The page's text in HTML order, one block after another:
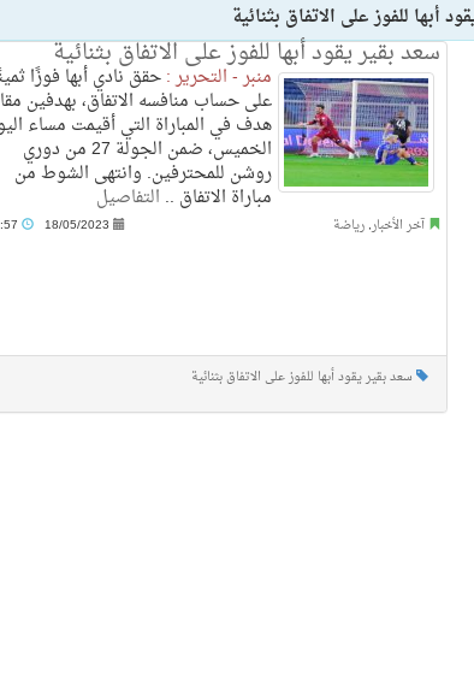
أبها للفوز على الاتفاق بثنائية
سعد بقير يقود أبها للفوز على الاتفاق بثنائية
منبر - التحرير :حقق نادي أبها فوزًا
على حساب منافسه الاتفاق، بهدفين
هدف في المباراة التي أقيمت مساء
الخميس، ضمن الجولة 27 من دوري
روشن للمحترفين. وانتهى الشوط من
مباراة الاتفاق .. التفاصيل
آخر الأخبار,رياضة 18/05/2023
سعد بقير يقود أبها للفوز على الاتفاق بثنائية